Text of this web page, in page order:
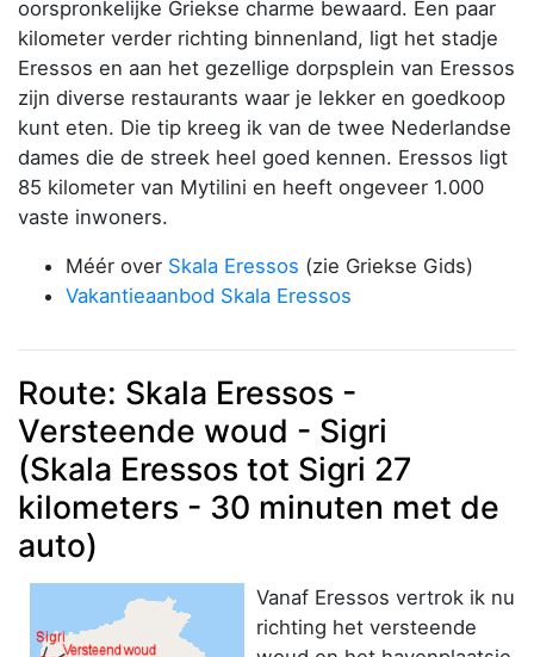
oorspronkelijke Griekse charme bewaard. Een paar
kilometer verder richting binnenland, ligt het stadje
Eressos en aan het gezellige dorpsplein van Eressos
zijn diverse restaurants waar je lekker en goedkoop
kunt eten. Die tip kreeg ik van de twee Nederlandse
dames die de streek heel goed kennen. Eressos ligt
85 kilometer van Mytilini en heeft ongeveer 1.000
vaste inwoners.
Méér over Skala Eressos (zie Griekse Gids)
Vakantieaanbod Skala Eressos
Route: Skala Eressos -
Versteende woud - Sigri
(Skala Eressos tot Sigri 27
kilometers - 30 minuten met de
auto)
Vanaf Eressos vertrok ik nu
richting het versteende